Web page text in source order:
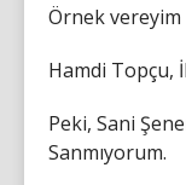
Örnek vereyim
Hamdi Topçu,
Peki, Sani
Sanmıyorum.